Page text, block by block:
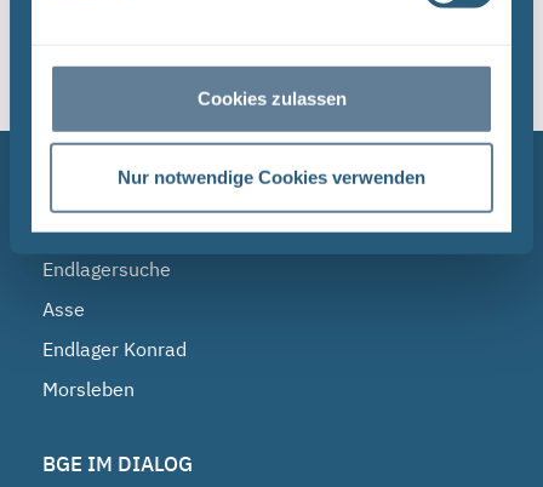
Cookies zulassen
Nur notwendige Cookies verwenden
NAVIGATION
BGE
Endlagersuche
Asse
Endlager Konrad
Morsleben
BGE IM DIALOG